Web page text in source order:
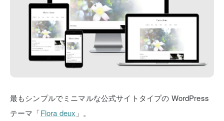
最もシンプルでミニマルな公式サイトタイプの WordPress
テーマ「Flora deux 」。